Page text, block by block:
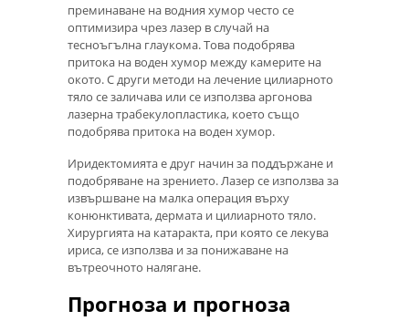
преминаване на водния хумор често се
оптимизира чрез лазер в случай на
тесноъгълна глаукома. Това подобрява
притока на воден хумор между камерите на
окото. С други методи на лечение цилиарното
тяло се заличава или се използва аргонова
лазерна трабекулопластика, което също
подобрява притока на воден хумор.
Иридектомията е друг начин за поддържане и
подобряване на зрението. Лазер се използва за
извършване на малка операция върху
конюнктивата, дермата и цилиарното тяло.
Хирургията на катаракта, при която се лекува
ириса, се използва и за понижаване на
вътреочното налягане.
Прогноза и прогноза